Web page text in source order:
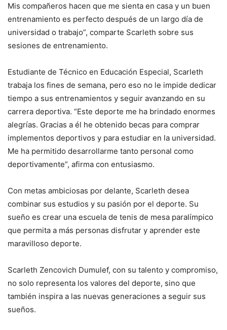
Mis compañeros hacen que me sienta en casa y un buen
entrenamiento es perfecto después de un largo día de
universidad o trabajo”, comparte Scarleth sobre sus
sesiones de entrenamiento.
Estudiante de Técnico en Educación Especial, Scarleth
trabaja los fines de semana, pero eso no le impide dedicar
tiempo a sus entrenamientos y seguir avanzando en su
carrera deportiva. “Este deporte me ha brindado enormes
alegrías. Gracias a él he obtenido becas para comprar
implementos deportivos y para estudiar en la universidad.
Me ha permitido desarrollarme tanto personal como
deportivamente”, afirma con entusiasmo.
Con metas ambiciosas por delante, Scarleth desea
combinar sus estudios y su pasión por el deporte. Su
sueño es crear una escuela de tenis de mesa paralímpico
que permita a más personas disfrutar y aprender este
maravilloso deporte.
Scarleth Zencovich Dumulef, con su talento y compromiso,
no solo representa los valores del deporte, sino que
también inspira a las nuevas generaciones a seguir sus
sueños.